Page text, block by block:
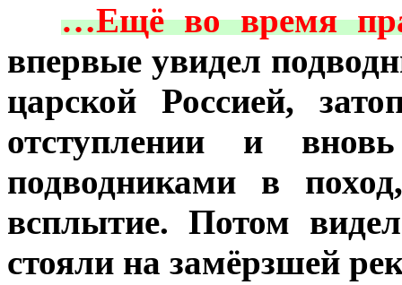
…Ещё во время
впервые увидел
царской Россией,
отступлении и
подводниками в
всплытие. Потом
стояли на замёрзшей